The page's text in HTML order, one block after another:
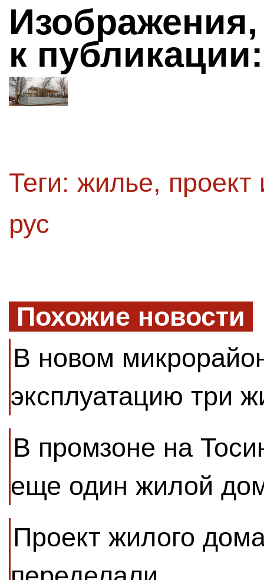
к публикации:
Теги: жилье, проект
рус
Похожие новости
В новом
эксплуатацию три
В промзоне на
еще один жилой
Проект жилого